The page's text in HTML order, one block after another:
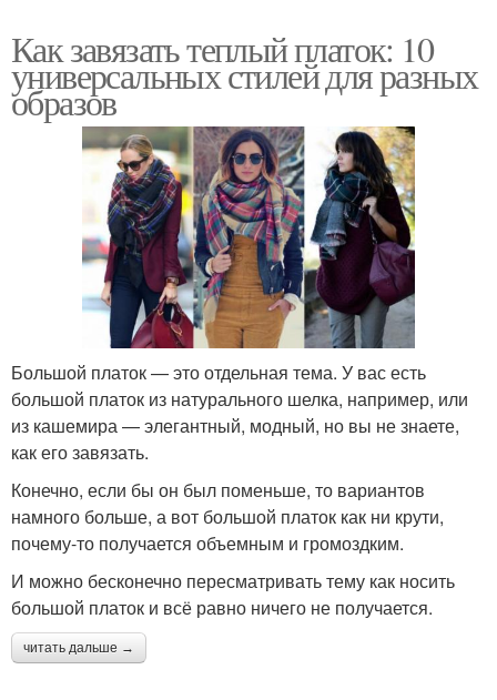
Как завязать теплый платок: 10
универсальных стилей для разных
образов
Большой платок — это отдельная тема. У вас есть
большой платок из натурального шелка, например, или
из кашемира — элегантный, модный, но вы не знаете,
как его завязать.
Конечно, если бы он был поменьше, то вариантов
намного больше, а вот большой платок как ни крути,
почему-то получается объемным и громоздким.
И можно бесконечно пересматривать тему как носить
большой платок и всё равно ничего не получается.
читать дальше →